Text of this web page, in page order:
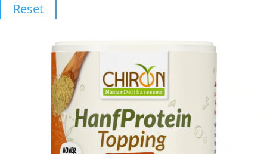
Reset